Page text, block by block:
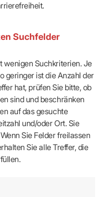
Suchfelder
wenigen Suchkriterien. Je
geringer ist die Anzahl der
hat, prüfen Sie bitte, ob
sind und beschränken
auf das gesuchte
und/oder Ort. Sie
Sie Felder freilassen
Sie alle Treffer, die